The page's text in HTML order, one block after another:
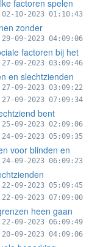
factoren spelen
02-10-2023 01:10:43
zonder
29-09-2023 04:09:06
factoren bij het
27-09-2023 03:09:46
en slechtzienden
27-09-2023 03:09:22
27-09-2023 07:09:34
bent
25-09-2023 02:09:06
24-09-2023 05:09:35
voor blinden en
24-09-2023 06:09:23
22-09-2023 05:09:45
22-09-2023 07:09:00
heen gaan
22-09-2023 06:09:49
20-09-2023 04:09:06